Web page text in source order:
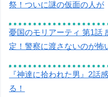
祭！ついに謎の仮面の人が
憂国のモリアーティ 第1話
定！警察に渡さないのが怖
『神達に拾われた男』2話
る！